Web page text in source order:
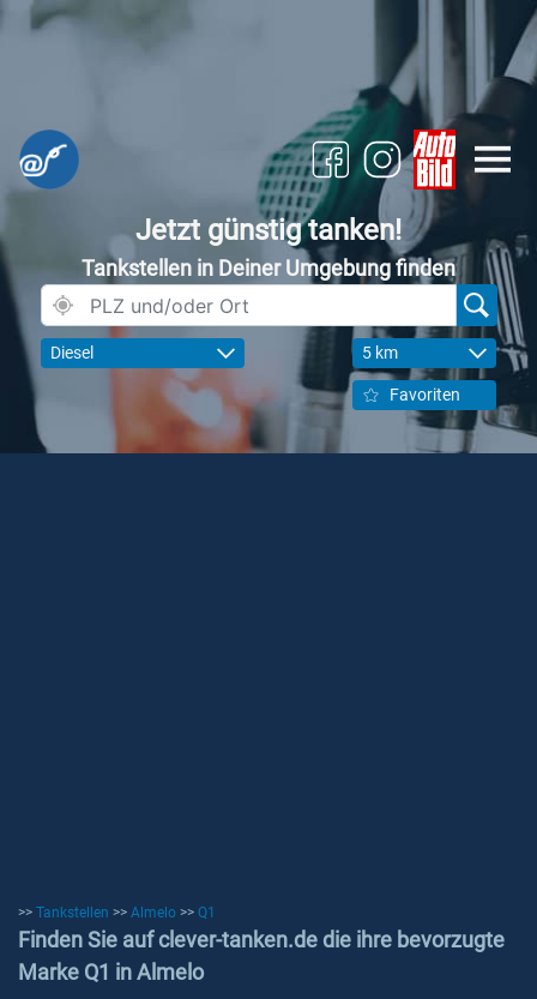
Jetzt günstig tanken!
Tankstellen in Deiner Umgebung finden
Diesel 5 km
Favoriten
>> Tankstellen >> Almelo >> Q1
Finden Sie auf clever-tanken.de die ihre bevorzugte
Marke Q1 in Almelo